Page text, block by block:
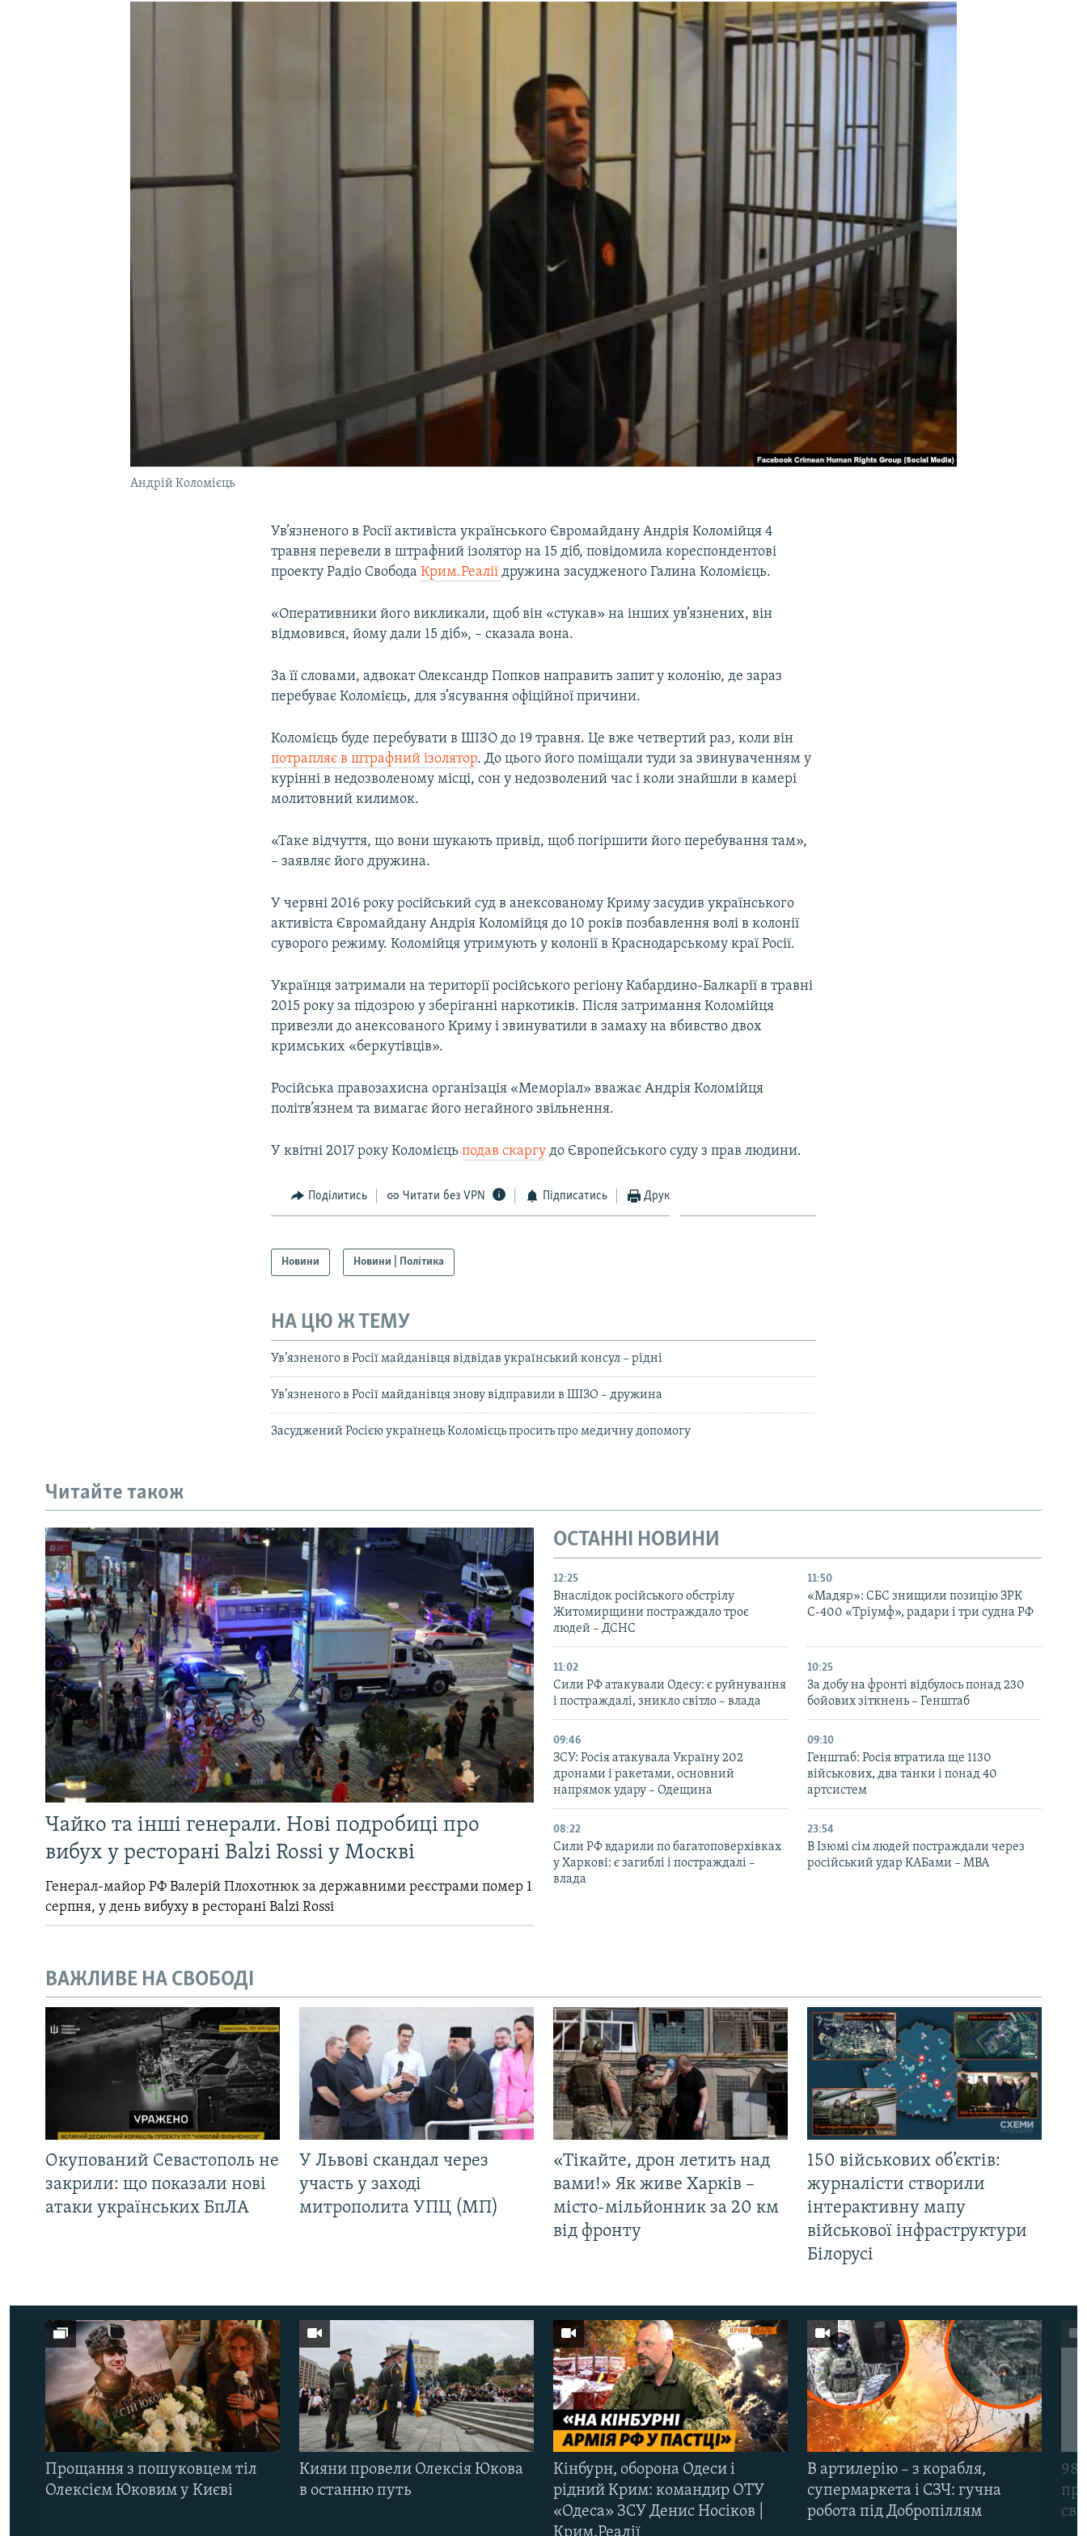
Андрій Коломієць
Ув’язненого в Росії активіста українського Євромайдану Андрія Коломійця 4
травня перевели в штрафний ізолятор на 15 діб, повідомила кореспондентові
проекту Радіо СвободаКрим.Реаліїдружина засудженого Галина Коломієць.
«Оперативники його викликали, щоб він «стукав» на інших ув’язнених, він
відмовився, йому дали 15 діб», – сказала вона.
За її словами, адвокат Олександр Попков направить запит у колонію, де зараз
перебуває Коломієць, для з’ясування офіційної причини.
Коломієць буде перебувати в ШІЗО до 19 травня. Це вже четвертий раз, коли він
потрапляє в штрафний ізолятор. До цього його поміщали туди за звинуваченням у
курінні в недозволеному місці, сон у недозволений час і коли знайшли в камері
молитовний килимок.
«Таке відчуття, що вони шукають привід, щоб погіршити його перебування там»,
– заявляє його дружина.
У червні 2016 року російський суд в анексованому Криму засудив українського
активіста Євромайдану Андрія Коломійця до 10 років позбавлення волі в колонії
суворого режиму. Коломійця утримують у колонії в Краснодарському краї Росії.
Українця затримали на території російського регіону Кабардино-Балкарії в травні
2015 року за підозрою у зберіганні наркотиків. Після затримання Коломійця
привезли до анексованого Криму і звинуватили в замаху на вбивство двох
кримських «беркутівців».
Російська правозахисна організація «Меморіал» вважає Андрія Коломійця
політв’язнем та вимагає його негайного звільнення.
У квітні 2017 року Коломієцьподав скаргу до Європейського суду з прав людини.
Поділитись Читати без VPN Підписатись Друк
Новини Новини | Політика
НА ЦЮ Ж ТЕМУ
Ув’язненого в Росії майданівця відвідав український консул – рідні
Ув’язненого в Росії майданівця знову відправили в ШІЗО – дружина
Засуджений Росією українець Коломієць просить про медичну допомогу
Читайте також
Чайко та інші генерали. Нові подробиці про
вибух у ресторані Balzi Rossi у Москві
Генерал-майор РФ Валерій Плохотнюк за державними реєстрами помер 1
серпня, у день вибуху в ресторані Balzi Rossi
ОСТАННІ НОВИНИ
12:25
Внаслідок російського обстрілу
Житомирщини постраждало троє
людей – ДСНС
11:50
«Мадяр»: СБС знищили позицію ЗРК
С-400 «Тріумф», радари і три судна РФ
11:02
Сили РФ атакували Одесу: є руйнування
і постраждалі, зникло світло – влада
10:25
За добу на фронті відбулось понад 230
бойових зіткнень – Генштаб
09:46
ЗСУ: Росія атакувала Україну 202
дронами і ракетами, основний
напрямок удару – Одещина
09:10
Генштаб: Росія втратила ще 1130
військових, два танки і понад 40
артсистем
08:22
Сили РФ вдарили по багатоповерхівках
у Харкові: є загиблі і постраждалі –
влада
23:54
В Ізюмі сім людей постраждали через
російський удар КАБами – МВА
ВАЖЛИВЕ НА СВОБОДІ
Окупований Севастополь не
закрили: що показали нові
атаки українських БпЛА
У Львові скандал через
участь у заході
митрополита УПЦ (МП)
«Тікайте, дрон летить над
вами!» Як живе Харків –
місто-мільйонник за 20 км
від фронту
150 військових об’єктів:
журналісти створили
інтерактивну мапу
військової інфраструктури
Білорусі
Прощання з пошуковцем тіл
Олексієм Юковим у Києві
Кияни провели Олексія Юкова
в останню путь
Кінбурн, оборона Одеси і
рідний Крим: командир ОТУ
«Одеса» ЗСУ Денис Носіков |
Крим.Реалії
В артилерію – з корабля,
супермаркета і СЗЧ: гучна
робота під Добропіллям
98-